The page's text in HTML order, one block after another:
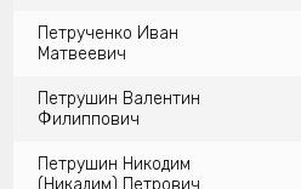
Петрученко Иван
Матвеевич
Петрушин Валентин
Филиппович
Петрушин Никодим
(Никадим) Петрович